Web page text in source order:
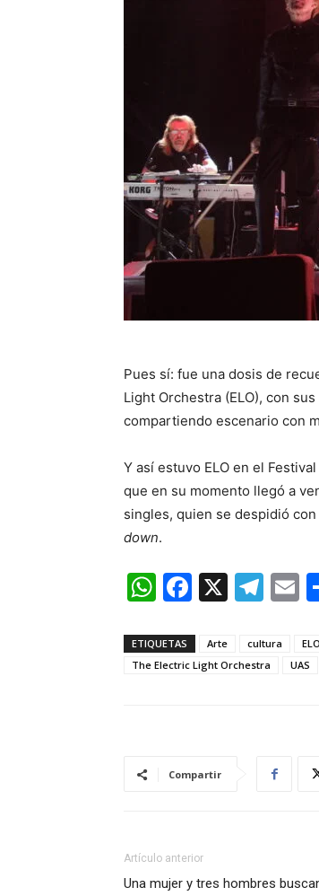
Pues sí: fue una dosis de
Light Orchestra (ELO), con
compartiendo escenario con
Y así estuvo ELO en el
que en su momento llegó a
singles, quien se despidió
down.
WhatsApp
X
ETIQUETAS Arte cultura ELO
The Electric Light Orchestra
UAS
Compartir
Artículo anterior
Una mujer y tres hombres